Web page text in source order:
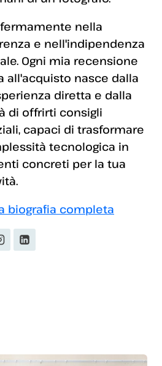
nella
e nell'indipendenza
Ogni mia recensione
all'acquisto nasce dalla
diretta e dalla
di offrirti consigli
capaci di trasformare
tecnologica in
concreti per la tua
biografia completa